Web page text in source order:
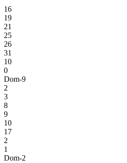
16
19
21
25
26
31
10
0
Dom-9
2
3
8
9
10
17
2
1
Dom-2